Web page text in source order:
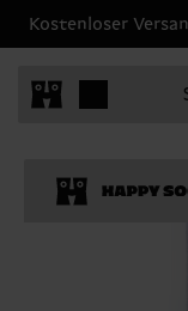
Kostenloser